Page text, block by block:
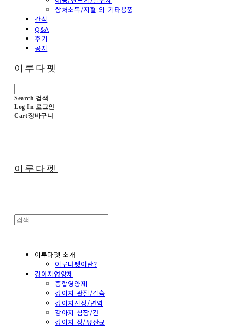
상처소독/지혈 외 기타용품
간식
Q&A
후기
공지
이루다펫
Search 검색
Log In 로그인
Cart장바구니
이루다펫
이루다펫 소개
이루다펫이란?
강아지영양제
종합영양제
강아지 관절/칼슘
강아지신장/면역
강아지 심장/간
강아지 장/유산균